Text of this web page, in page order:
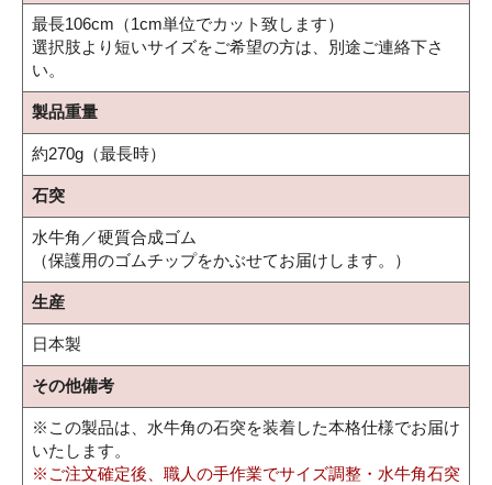
最長106cm（1cm単位でカット致します）
選択肢より短いサイズをご希望の方は、別途ご連絡下さ
い。
製品重量
約270g（最長時）
石突
水牛角／硬質合成ゴム
（保護用のゴムチップをかぶせてお届けします。）
生産
日本製
その他備考
※この製品は、水牛角の石突を装着した本格仕様でお届け
いたします。
※ご注文確定後、職人の手作業でサイズ調整・水牛角石突